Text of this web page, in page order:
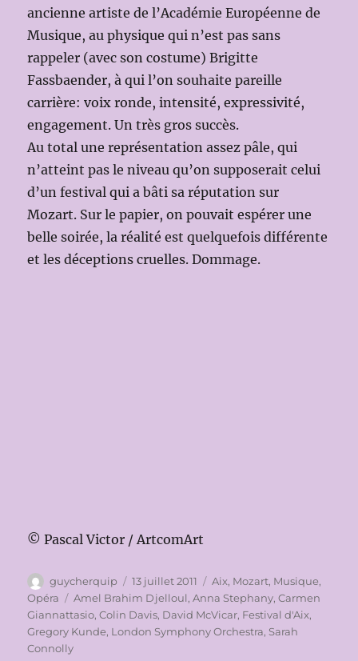
ancienne artiste de l’Académie Européenne de
Musique, au physique qui n’est pas sans
rappeler (avec son costume) Brigitte
Fassbaender, à qui l’on souhaite pareille
carrière: voix ronde, intensité, expressivité,
engagement. Un très gros succès.
Au total une représentation assez pâle, qui
n’atteint pas le niveau qu’on supposerait celui
d’un festival qui a bâti sa réputation sur
Mozart. Sur le papier, on pouvait espérer une
belle soirée, la réalité est quelquefois différente
et les déceptions cruelles. Dommage.
© Pascal Victor / ArtcomArt
Auteur
guycherquip
Publié
le
13 juillet 2011 Catégories
Aix, Mozart, Musique,
Opéra
Étiquettes
Amel Brahim Djelloul,Anna Stephany,Carmen
Giannattasio,Colin Davis, David McVicar, Festival d'Aix,
Gregory Kunde, London Symphony Orchestra, Sarah
Connolly